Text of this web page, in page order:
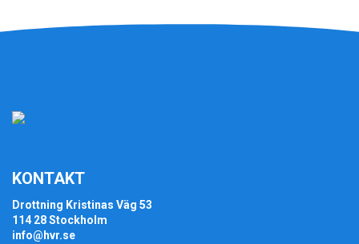
KONTAKT
Drottning Kristinas Väg 53
114 28 Stockholm
info@hvr.se